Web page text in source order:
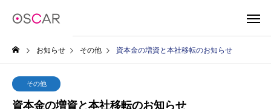
お知らせ その他 資本金の増資と本社移転のお知らせ
その他
資本金の増資と本社移転のお知らせ